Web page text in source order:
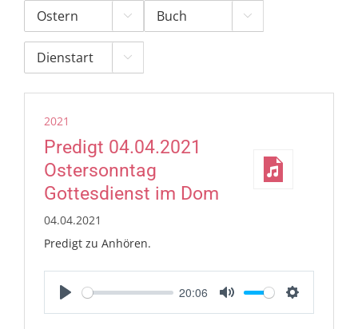
 

2021
Predigt 04.04.2021
Ostersonntag
Gottesdienst im Dom
04.04.2021
Predigt zu Anhören.
Play
20:06
Mute Settings